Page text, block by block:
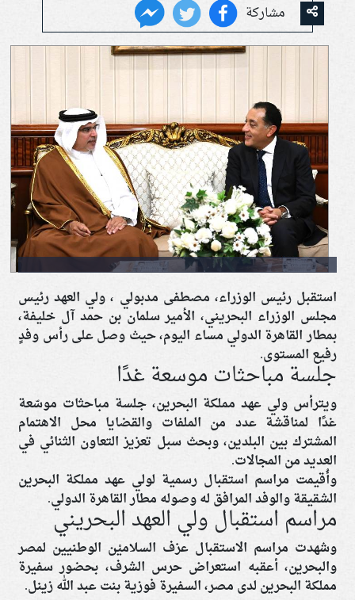
مشاركة
استقبل رئيس الوزراء، مصطفى مدبولي ، ولي العهد رئيس
مجلس الوزراء البحريني، الأمير سلمان بن حمد آل خليفة،
بمطار القاهرة الدولي مساء اليوم، حيث وصل على رأس وفدٍ
رفيع المستوى.
جلسة مباحثات موسعة غدًا
ويترأس ولي عهد مملكة البحرين، جلسة مباحثات موسّعة
غدًا لمناقشة عدد من الملفات والقضايا محل الاهتمام
المشترك بين البلدين، وبحث سبل تعزيز التعاون الثنائي في
العديد من المجالات.
وأُقيمت مراسم استقبال رسمية لولي عهد مملكة البحرين
الشقيقة والوفد المرافق له وصوله مطار القاهرة الدولي.
مراسم استقبال ولي العهد البحريني
وشهدت مراسم الاستقبال عزف السلاميْن الوطنيين لمصر
والبحرين، أعقبه استعراض حرس الشرف، بحضور سفيرة
مملكة البحرين لدى مصر، السفيرة فوزية بنت عبد الله زينل.